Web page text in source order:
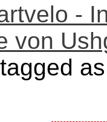
-
von